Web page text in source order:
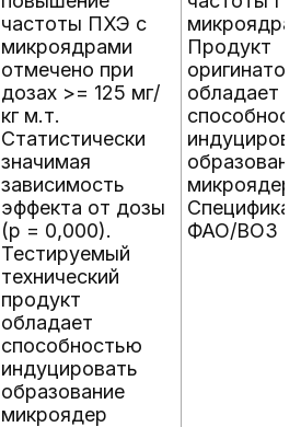
частоты ПХЭ с
микроядрами
отмечено при
дозах >= 125 мг/
кг м.т.
Статистически
значимая
зависимость
эффекта от дозы
(p = 0,000).
Тестируемый
технический
продукт
обладает
способностью
индуцировать
образование
микроядер
Продукт
обладает
микроядер.
ФАО/ВОЗ